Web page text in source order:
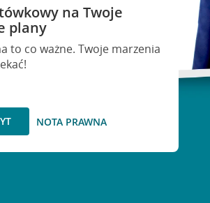
na Twoje
plany
to co ważne. Twoje marzenia
NOTA PRAWNA